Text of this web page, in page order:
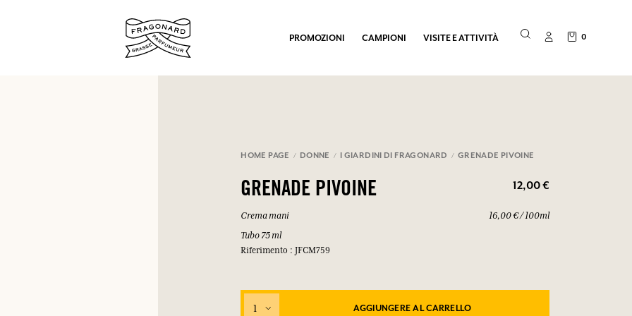
PROMOZIONI CAMPIONI VISITE E ATTIVITÀ 0
HOME PAGE DONNE I GIARDINI DI FRAGONARD GRENADE PIVOINE
GRENADE PIVOINE 12,00 €
Crema mani
Tubo 75 ml
Riferimento : JFCM759
16,00 € / 100ml
1 AGGIUNGERE AL CARRELLO